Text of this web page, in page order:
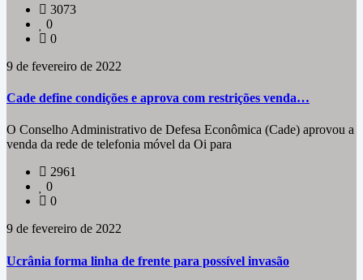
3073
0
0
9 de fevereiro de 2022
Cade define condições e aprova com restrições venda…
O Conselho Administrativo de Defesa Econômica (Cade) aprovou a
venda da rede de telefonia móvel da Oi para
2961
0
0
9 de fevereiro de 2022
Ucrânia forma linha de frente para possível invasão